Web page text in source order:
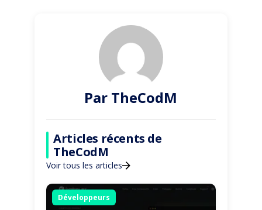
Par TheCodM
Articles récents de
TheCodM
Voir tous les articles
Développeurs